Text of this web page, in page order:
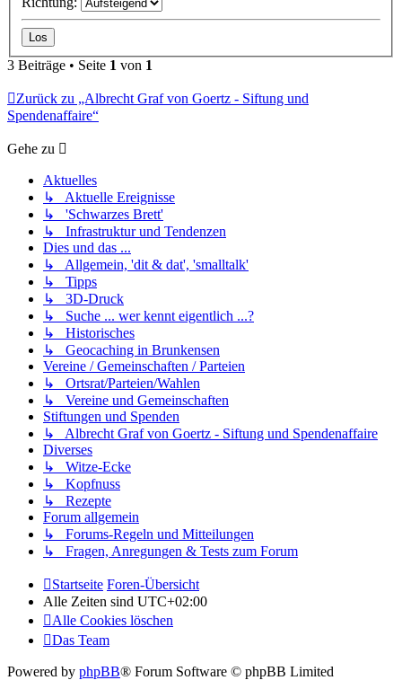
3 Beiträge • Seite 1 von 1
Zurück zu „Albrecht Graf von Goertz - Siftung und
Spendenaffaire“
Gehe zu
Aktuelles
↳ Aktuelle Ereignisse
↳ 'Schwarzes Brett'
↳ Infrastruktur und Tendenzen
Dies und das ...
↳ Allgemein, 'dit & dat', 'smalltalk'
↳ Tipps
↳ 3D-Druck
↳ Suche ... wer kennt eigentlich ...?
↳ Historisches
↳ Geocaching in Brunkensen
Vereine / Gemeinschaften / Parteien
↳ Ortsrat/Parteien/Wahlen
↳ Vereine und Gemeinschaften
Stiftungen und Spenden
↳ Albrecht Graf von Goertz - Siftung und Spendenaffaire
Diverses
↳ Witze-Ecke
↳ Kopfnuss
↳ Rezepte
Forum allgemein
↳ Forums-Regeln und Mitteilungen
↳ Fragen, Anregungen & Tests zum Forum
Startseite Foren-Übersicht
Alle Zeiten sind UTC+02:00
Alle Cookies löschen
Das Team
Powered by phpBB® Forum Software © phpBB Limited